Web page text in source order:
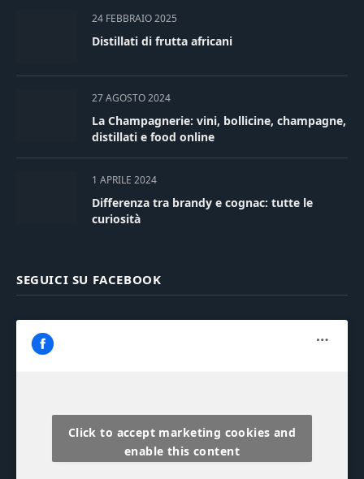
24 FEBBRAIO 2025
Distillati di frutta africani
27 AGOSTO 2024
La Champagnerie: vini, bollicine, champagne,
distillati e food online
1 APRILE 2024
Differenza tra brandy e cognac: tutte le
curiosità
SEGUICI SU FACEBOOK
Click to accept marketing cookies and
enable this content